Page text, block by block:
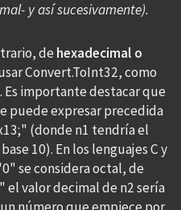
y así sucesivamente).
dehexadecimal o
Convert.ToInt32, como
Es importante destacar que
puede expresar precedida
(donde n1 tendría el
10). En los lenguajes C y
se considera octal, de
el valor decimal de n2 sería